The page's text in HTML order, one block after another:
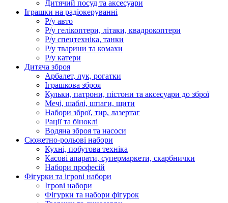
Дитячий посуд та аксесуари
Іграшки на радіокеруванні
Р/у авто
Р/у гелікоптери, літаки, квадрокоптери
Р/у спецтехніка, танки
Р/у тварини та комахи
Р/у катери
Дитяча зброя
Арбалет, лук, рогатки
Іграшкова зброя
Кульки, патрони, пістони та аксесуари до зброї
Мечі, шаблі, шпаги, щити
Набори зброї, тир, лазертаг
Рації та біноклі
Водяна зброя та насоси
Сюжетно-рольові набори
Кухні, побутова техніка
Касові апарати, супермаркети, скарбнички
Набори професій
Фігурки та ігрові набори
Ігрові набори
Фігурки та набори фігурок